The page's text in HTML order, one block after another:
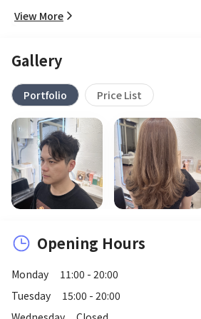
View More
Gallery
Portfolio Price List
Opening Hours
Monday
11:00 - 20:00
Tuesday
15:00 - 20:00